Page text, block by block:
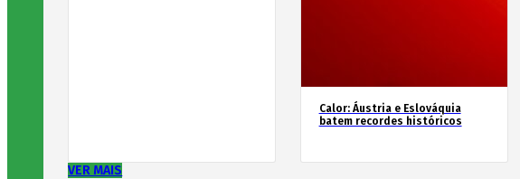
Calor: Áustria e Eslováquia
batem recordes históricos
VER MAIS